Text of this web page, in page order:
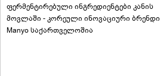
ფერმენტირებული ინგრედიენტები კანის
მოვლაში - კორეული ინოვაციური ბრენდი
Manyo საქართველოშია